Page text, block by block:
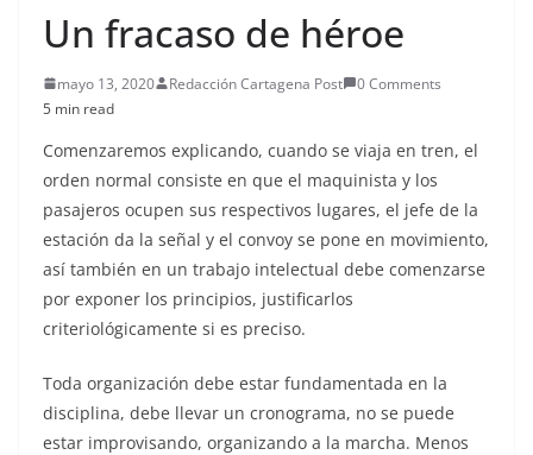
Un fracaso de héroe
mayo 13, 2020 Redacción Cartagena Post
0 Comments
5 min read
Comenzaremos explicando, cuando se viaja en tren, el
orden normal consiste en que el maquinista y los
pasajeros ocupen sus respectivos lugares, el jefe de la
estación da la señal y el convoy se pone en movimiento,
así también en un trabajo intelectual debe comenzarse
por exponer los principios, justificarlos
criteriológicamente si es preciso.
Toda organización debe estar fundamentada en la
disciplina, debe llevar un cronograma, no se puede
estar improvisando, organizando a la marcha. Menos